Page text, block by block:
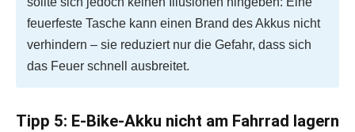
feuerfeste Tasche kann einen Brand des Akkus nicht
verhindern – sie reduziert nur die Gefahr, dass sich
das Feuer schnell ausbreitet.
Tipp 5: E-Bike-Akku nicht am Fahrrad lagern